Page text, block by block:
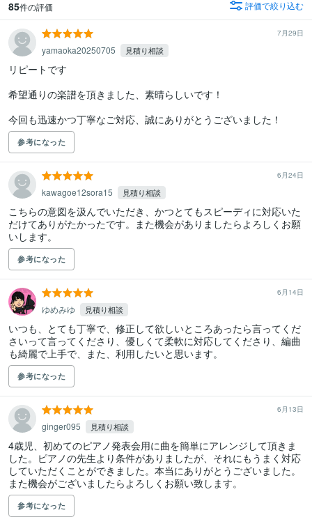
85件の評価 評価で絞り込む
7月29日
yamaoka20250705 見積り相談
リピートです
希望通りの楽譜を頂きました、素晴らしいです！
今回も迅速かつ丁寧なご対応、誠にありがとうございました！
参考になった
6月24日
kawagoe12sora15 見積り相談
こちらの意図を汲んでいただき、かつとてもスピーディに対応いた
だけてありがたかったです。また機会がありましたらよろしくお願
いします。
参考になった
6月14日
ゆめみゆ 見積り相談
いつも、とても丁寧で、修正して欲しいところあったら言ってくだ
さいって言ってくださり、優しくて柔軟に対応してくださり、編曲
も綺麗で上手で、また、利用したいと思います。
参考になった
6月13日
ginger095 見積り相談
4歳児、初めてのピアノ発表会用に曲を簡単にアレンジして頂きま
した。ピアノの先生より条件がありましたが、それにもうまく対応
していただくことができました。本当にありがとうございました。
また機会がございましたらよろしくお願い致します。
参考になった